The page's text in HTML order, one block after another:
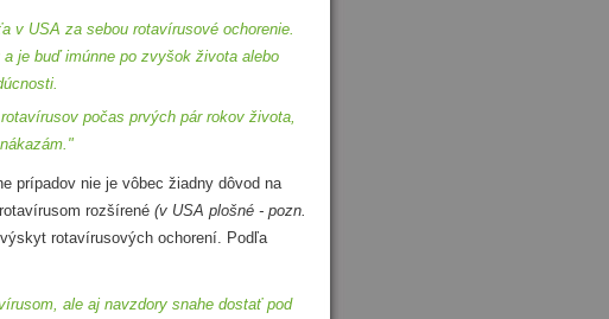
v USA za sebou rotavírusové ochorenie.
je buď imúnne po zvyšok života alebo
počas prvých pár rokov života,
nie je vôbec žiadny dôvod na
rozšírené (v USA plošné - pozn.
rotavírusových ochorení. Podľa
ale aj navzdory snahe dostať pod